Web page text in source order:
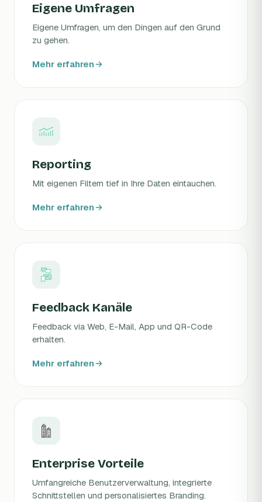
Eigene Umfragen
Eigene Umfragen, um den Dingen auf den Grund
zu gehen.
Mehr erfahren
Reporting
Mit eigenen Filtern tief in Ihre Daten eintauchen.
Mehr erfahren
Feedback Kanäle
Feedback via Web, E-Mail, App und QR-Code
erhalten.
Mehr erfahren
Enterprise Vorteile
Umfangreiche Benutzerverwaltung, integrierte
Schnittstellen und personalisiertes Branding.